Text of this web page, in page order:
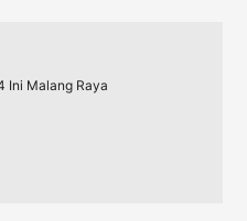
Malang Raya